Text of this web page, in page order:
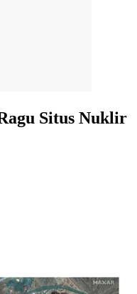
Situs Nuklir